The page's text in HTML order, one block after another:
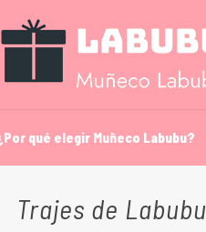
qué elegir Muñeco Labubu?
Trajes de Labubu